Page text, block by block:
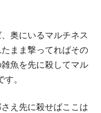
奥にいるマルチネス
まま撃ってればその
魚を先に殺してマル
。
え先に殺せばここは